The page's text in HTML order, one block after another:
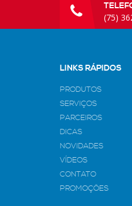
(75)
LINKS RÁPIDOS
PRODUTOS
SERVIÇOS
PARCEIROS
DICAS
NOVIDADES
VÍDEOS
CONTATO
PROMOÇÕES